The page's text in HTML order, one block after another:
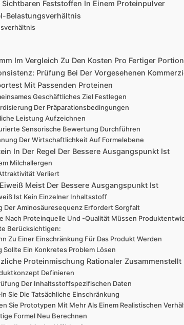
Feststoffen In Einem Proteinpulver
Belastungsverhältnis
Im Vergleich Zu Den Kosten Pro Fertiger Portion
Prüfung Bei Der Vorgesehenen
Mit Passenden Proteinen
Geschäftliches Ziel Festlegen
Der Präparationsbedingungen
Leistung Aufzeichnen
Sensorische Bewertung Durchführen
Der Wirtschaftlichkeit Auf Formelebene
In Der Regel Der Bessere Ausgangspunkt Ist
Milchallergen
Verliert
Meist Der Bessere Ausgangspunkt Ist
Ist Kein Einzelner Inhaltsstoff
Der Aminosäuresequenz Erfordert Sorgfalt
Nach Proteinquelle Und -qualität Müssen
Berücksichtigen:
Zu Einer Einschränkung Für Das Produkt Werden
Sollte Ein Konkretes Problem Lösen
Proteinmischung Rationaler Zusammenstellt
Definieren
Der Inhaltsstoffspezifischen Daten
Sie Die Tatsächliche Einschränkung
Sie Prototypen Mit Mehr Als Einem Realistischen
Formel Neu Berechnen